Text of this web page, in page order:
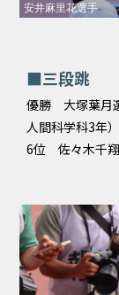
安井麻里花選手
■三段跳
優勝 大塚葉月
人間科学科3年）
6位 佐々木千翔